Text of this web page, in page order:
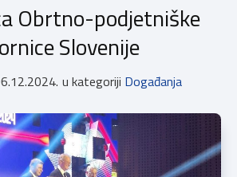
Obrtno-podjetniške
Slovenije
u kategoriji Događanja